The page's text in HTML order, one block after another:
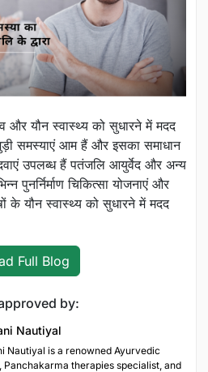
और यौन स्वास्थ्य को सुधारने में मदद
समस्याएं आम हैं और इसका समाधान
उपलब्ध हैं पतंजलि आयुर्वेद और अन्य
पुनर्निर्माण चिकित्सा योजनाएं और
के यौन स्वास्थ्य को सुधारने में मदद
Full Blog
by:
Nautiyal
Nautiyal is a renowned Ayurvedic
Panchakarma therapies specialist, and